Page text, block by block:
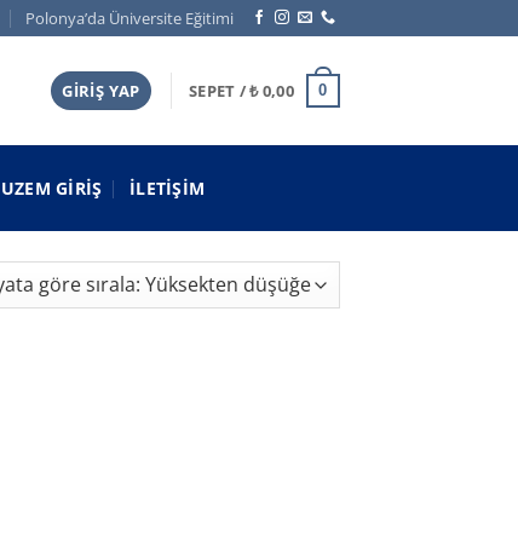
Polonya’da Üniversite Eğitimi
GIRIŞ YAP SEPET /₺0,00 0
UZEM GIRIŞ İLETIŞIM